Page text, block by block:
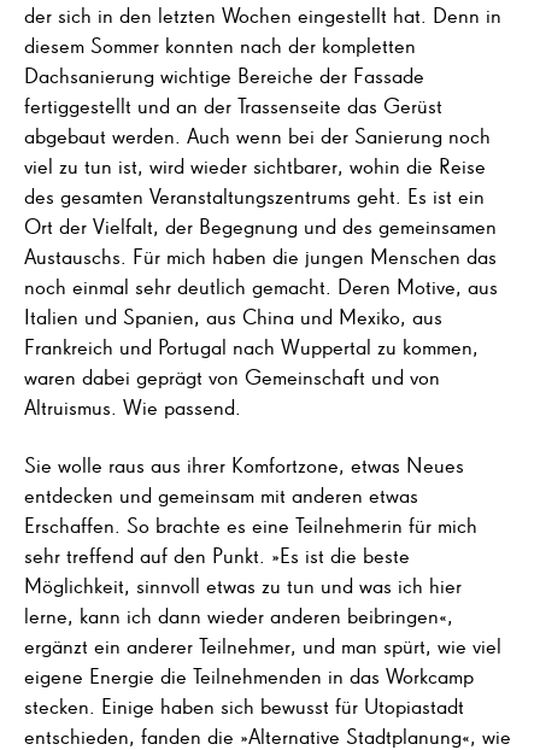
der sich in den letzten Wochen eingestellt hat. Denn in
diesem Sommer konnten nach der kompletten
Dachsanierung wichtige Bereiche der Fassade
fertiggestellt und an der Trassenseite das Gerüst
abgebaut werden. Auch wenn bei der Sanierung noch
viel zu tun ist, wird wieder sichtbarer, wohin die Reise
des gesamten Veranstaltungszentrums geht. Es ist ein
Ort der Vielfalt, der Begegnung und des gemeinsamen
Austauschs. Für mich haben die jungen Menschen das
noch einmal sehr deutlich gemacht. Deren Motive, aus
Italien und Spanien, aus China und Mexiko, aus
Frankreich und Portugal nach Wuppertal zu kommen,
waren dabei geprägt von Gemeinschaft und von
Altruismus. Wie passend.
Sie wolle raus aus ihrer Komfortzone, etwas Neues
entdecken und gemeinsam mit anderen etwas
Erschaffen. So brachte es eine Teilnehmerin für mich
sehr treffend auf den Punkt. »Es ist die beste
Möglichkeit, sinnvoll etwas zu tun und was ich hier
lerne, kann ich dann wieder anderen beibringen«,
ergänzt ein anderer Teilnehmer, und man spürt, wie viel
eigene Energie die Teilnehmenden in das Workcamp
stecken. Einige haben sich bewusst für Utopiastadt
entschieden, fanden die »Alternative Stadtplanung«, wie